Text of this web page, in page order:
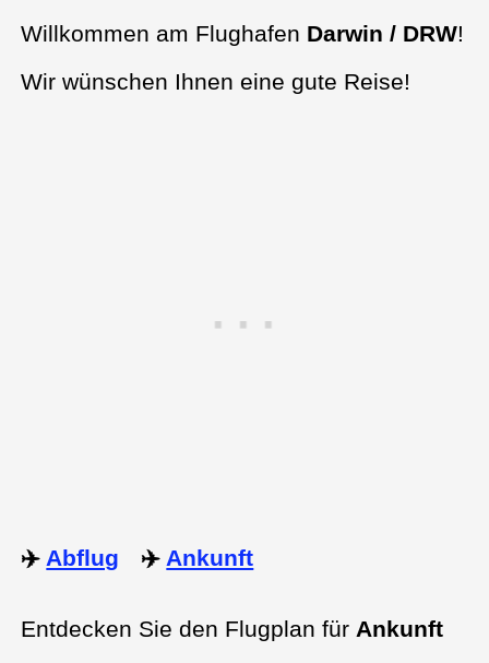
Willkommen am Flughafen Darwin / DRW!
Wir wünschen Ihnen eine gute Reise!
✈️ Abflug ✈️ Ankunft
Entdecken Sie den Flugplan für Ankunft